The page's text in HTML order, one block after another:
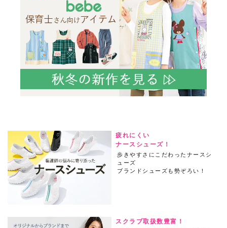
疲れにくい
ナースシューズ！
歩きやすさにこだわったナースシ
ューズ
ブランドシューズも勢ぞろい！
スクラブ取扱数豊富！